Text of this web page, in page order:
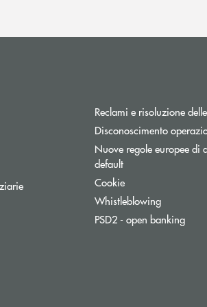
Apre una nuova finestra
Reclami e risoluzione
Disconoscimento
Nuove regole europee di
default
Cookie
Whistleblowing
PSD2 - open banking